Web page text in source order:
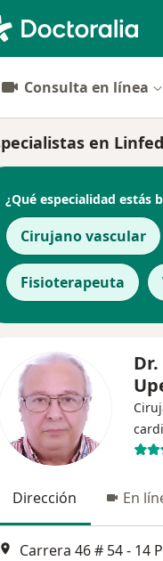
Consulta en línea
en
¿Qué especialidad estás
Cirujano vascular
Fisioterapeuta
Dirección En